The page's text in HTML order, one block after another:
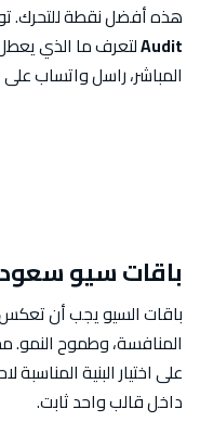
هذه أفضل نقطة للتحرك.
Auditلتعرف ما الذي
المباشر، راسل واتساب على
باقات سيو
باقات السيو يجب أن
المنافسة، وطموح النمو.
على اختيار البنية
داخل قالب واحد ثابت.